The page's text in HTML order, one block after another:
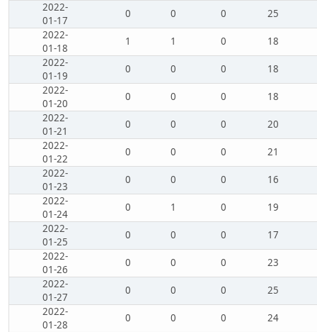
2022-
01-17
0 0 0
25
2022-
01-18
1 1 0
18
2022-
01-19
0 0 0
18
2022-
01-20
0 0 0
18
2022-
01-21
0 0 0
20
2022-
01-22
0 0 0
21
2022-
01-23
0 0 0
16
2022-
01-24
0 1 0
19
2022-
01-25
0 0 0
17
2022-
01-26
0 0 0
23
2022-
01-27
0 0 0
25
2022-
01-28
0 0 0
24